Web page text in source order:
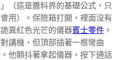
（這是醬料界的基礎公式，只
用）。保險箱打開，裡面沒有
異紅色光芒的儀器賓士零件 。
講機，但頂部插著一根彎曲
他顫抖著拿起儀器，按下通話